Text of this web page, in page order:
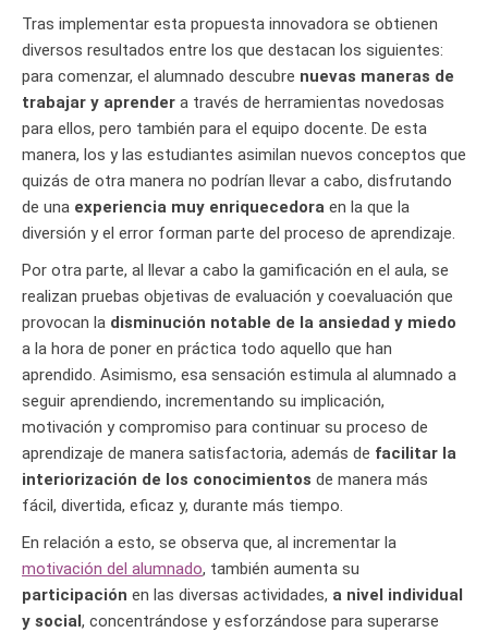
Tras implementar esta propuesta innovadora se obtienen
diversos resultados entre los que destacan los siguientes:
para comenzar, el alumnado descubre nuevas maneras de
trabajar y aprender a través de herramientas novedosas
para ellos, pero también para el equipo docente. De esta
manera, los y las estudiantes asimilan nuevos conceptos que
quizás de otra manera no podrían llevar a cabo, disfrutando
de una experiencia muy enriquecedora en la que la
diversión y el error forman parte del proceso de aprendizaje.
Por otra parte, al llevar a cabo la gamificación en el aula, se
realizan pruebas objetivas de evaluación y coevaluación que
provocan la disminución notable de la ansiedad y miedo
a la hora de poner en práctica todo aquello que han
aprendido. Asimismo, esa sensación estimula al alumnado a
seguir aprendiendo, incrementando su implicación,
motivación y compromiso para continuar su proceso de
aprendizaje de manera satisfactoria, además de facilitar la
interiorización de los conocimientos de manera más
fácil, divertida, eficaz y, durante más tiempo.
En relación a esto, se observa que, al incrementar la
motivación del alumnado, también aumenta su
participación en las diversas actividades, a nivel individual
y social, concentrándose y esforzándose para superarse